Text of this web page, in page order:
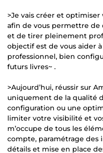
>Je vais créer et
afin de vous permettre de
et de tirer pleinement
objectif est de vous aider
professionnel, bien
futurs livres~ .
>Aujourd’hui, réussir sur
uniquement de la qualité
configuration ou une
limiter votre visibilité et
m’occupe de tous les
compte, paramétrage
détails et mise en place